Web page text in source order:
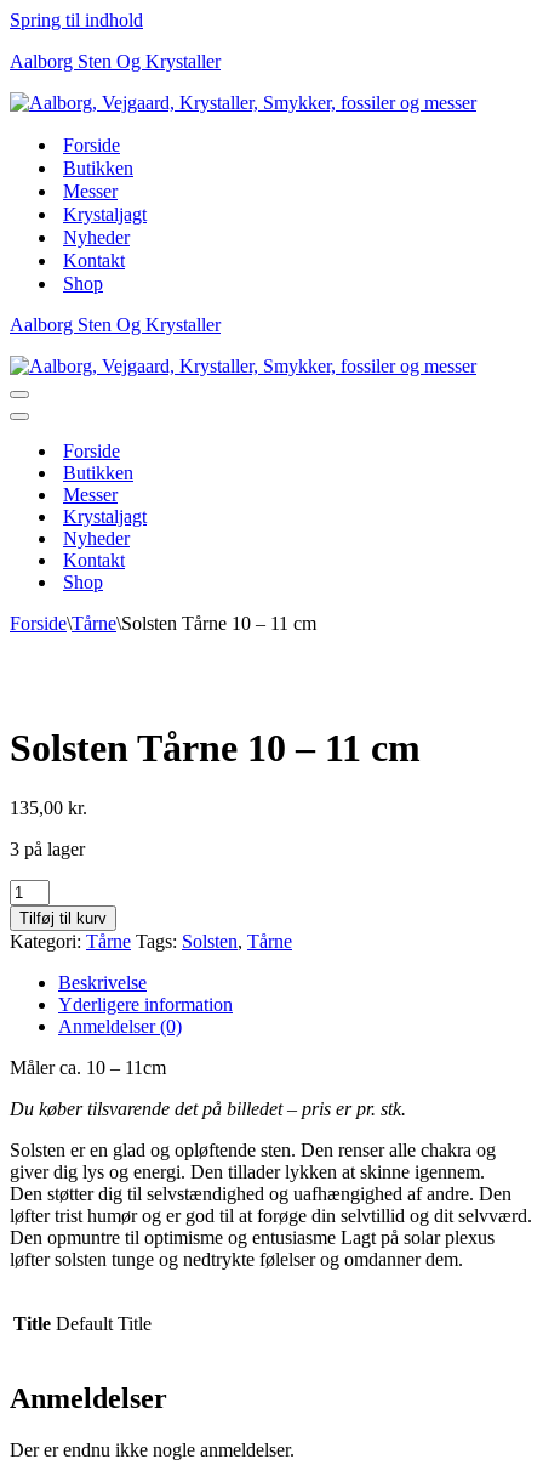
Spring til indhold
Aalborg Sten Og Krystaller
Forside
Butikken
Messer
Krystaljagt
Nyheder
Kontakt
Shop
Aalborg Sten Og Krystaller
Navigation
menu
Navigation
Forside
Butikken
Messer
Krystaljagt
Nyheder
Kontakt
Shop
Forside\Tårne\Solsten Tårne 10 – 11 cm
Solsten Tårne 10 – 11 cm
135,00 kr.
3 på lager
Solsten
Tårne
10
-
antal
Tilføj til kurv
Kategori: Tårne Tags: Solsten, Tårne
Beskrivelse
Yderligere information
Anmeldelser (0)
Måler ca. 10 – 11cm
Du køber tilsvarende det på billedet – pris er pr. stk.
Solsten er en glad og opløftende sten. Den renser alle chakra og
giver dig lys og energi. Den tillader lykken at skinne igennem.
Den støtter dig til selvstændighed og uafhængighed af andre. Den
løfter trist humør og er god til at forøge din selvtillid og dit selvværd.
Den opmuntre til optimisme og entusiasme Lagt på solar plexus
løfter solsten tunge og nedtrykte følelser og omdanner dem.
Title Default Title
Anmeldelser
Der er endnu ikke nogle anmeldelser.